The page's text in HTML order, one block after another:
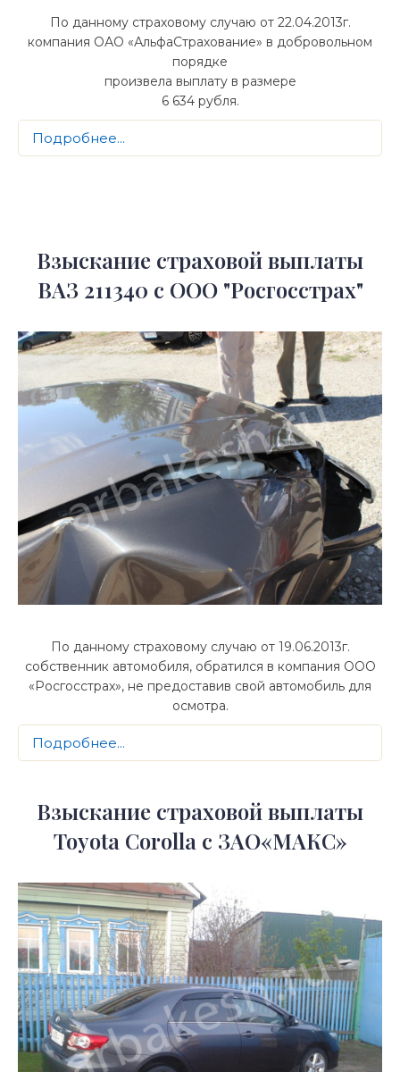
По данному страховому случаю от 22.04.2013г.
компания ОАО «АльфаСтрахование» в добровольном
порядке
произвела выплату в размере
6 634 рубля.
Подробнее...
Взыскание страховой выплаты
ВАЗ 211340 с ООО "Росгосстрах"
По данному страховому случаю от 19.06.2013г.
собственник автомобиля, обратился в компания ООО
«Росгосстрах», не предоставив свой автомобиль для
осмотра.
Подробнее...
Взыскание страховой выплаты
Toyota Corolla с ЗАО«МАКС»